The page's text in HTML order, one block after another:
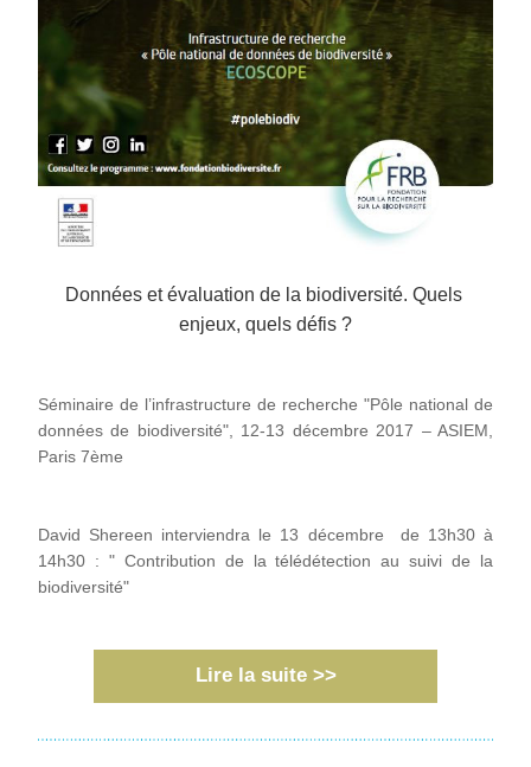
Données et évaluation de la biodiversité. Quels
enjeux, quels défis ?
Séminaire de l’infrastructure de recherche "Pôle national de
données de biodiversité", 12-13 décembre 2017 – ASIEM,
Paris 7ème
David Shereen interviendra le 13 décembre  de 13h30 à
14h30 : " Contribution de la télédétection au suivi de la
biodiversité"
Lire la suite >>